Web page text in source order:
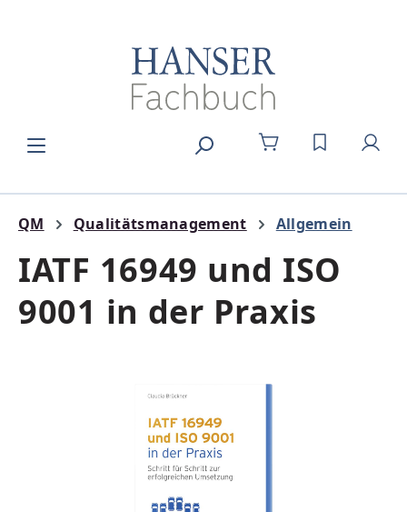
DU HAST 0
QM Qualitätsmanagement Allgemein
IATF 16949 und ISO
9001 in der Praxis
Bildergalerie überspringen